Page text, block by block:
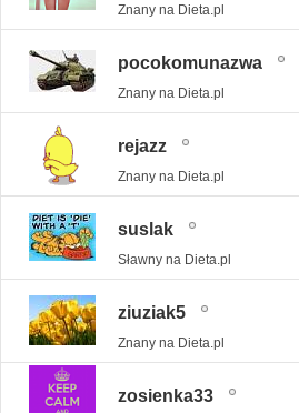
Znany na Dieta.pl
pocokomunazwa
Znany na Dieta.pl
rejazz
Znany na Dieta.pl
suslak
Sławny na Dieta.pl
ziuziak5
Znany na Dieta.pl
zosienka33